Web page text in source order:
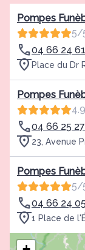
Pompes
5/
04 66 24
Place du Dr
Pompes
04 66 25
23, Avenue
Pompes
5/
04 66 24
1 Place de